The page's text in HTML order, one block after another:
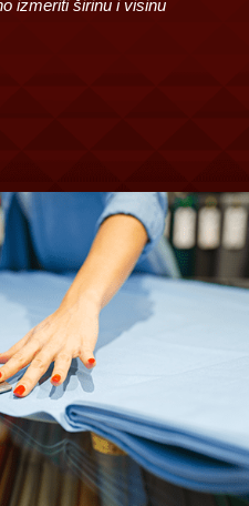
izmeriti širinu i visinu